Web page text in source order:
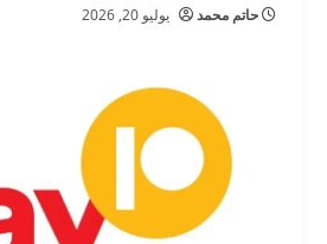
حاتم محمد يوليو 20, 2026